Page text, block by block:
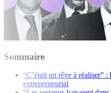
Sommaire
“C’était un rêve à réaliser”
entrepreneurial